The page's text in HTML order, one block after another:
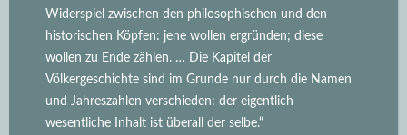
Widerspiel zwischen den philosophischen und den
historischen Köpfen: jene wollen ergründen; diese
wollen zu Ende zählen. … Die Kapitel der
Völkergeschichte sind im Grunde nur durch die Namen
und Jahreszahlen verschieden: der eigentlich
wesentliche Inhalt ist überall der selbe.“